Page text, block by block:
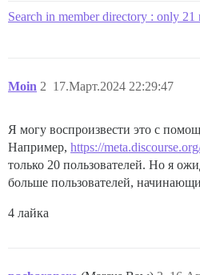
Search in member directory : only 21
Moin 17.Март.2024 22:29:47
2
Я могу воспроизвести это с
Например, https://
только 20 пользователей. Но я
больше пользователей,
4 лайка